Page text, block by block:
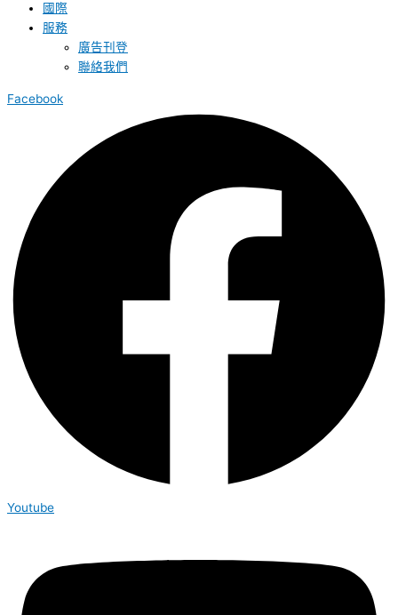
國際
服務
廣告刊登
聯絡我們
Facebook
Youtube